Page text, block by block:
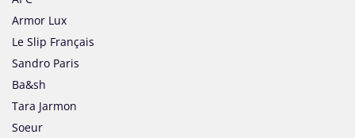
Armor Lux
Le Slip Français
Sandro Paris
Ba&sh
Tara Jarmon
Soeur